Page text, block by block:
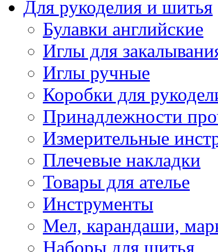
Для рукоделия и шитья
Булавки английские
Иглы для
Иглы ручные
Коробки для
Принадлежности
Измерительные
Плечевые накладки
Товары для ателье
Инструменты
Мел, карандаши,
Наборы для шитья